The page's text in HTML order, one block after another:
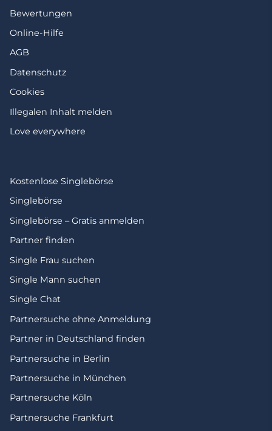
Bewertungen
Online-Hilfe
AGB
Datenschutz
Cookies
Illegalen Inhalt melden
Love everywhere
Kostenlose Singlebörse
Singlebörse
Singlebörse – Gratis anmelden
Partner finden
Single Frau suchen
Single Mann suchen
Single Chat
Partnersuche ohne Anmeldung
Partner in Deutschland finden
Partnersuche in Berlin
Partnersuche in München
Partnersuche Köln
Partnersuche Frankfurt